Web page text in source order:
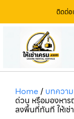
ติดต่อ
Home/ บทความ
ด่วน หรือมองหาร
ลงพื้นที่ทันที ให้เช่